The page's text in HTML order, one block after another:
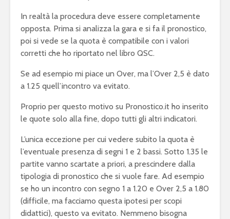
In realtà la procedura deve essere completamente
opposta. Prima si analizza la gara e si fa il pronostico,
poi si vede se la quota è compatibile con i valori
corretti che ho riportato nel libro QSC.
Se ad esempio mi piace un Over, ma l’Over 2,5 è dato
a 1.25 quell’incontro va evitato.
Proprio per questo motivo su Pronostico.it ho inserito
le quote solo alla fine, dopo tutti gli altri indicatori.
L’unica eccezione per cui vedere subito la quota è
l’eventuale presenza di segni 1 e 2 bassi. Sotto 1.35 le
partite vanno scartate a priori, a prescindere dalla
tipologia di pronostico che si vuole fare. Ad esempio
se ho un incontro con segno 1 a 1.20 e Over 2,5 a 1.80
(difficile, ma facciamo questa ipotesi per scopi
didattici), questo va evitato. Nemmeno bisogna